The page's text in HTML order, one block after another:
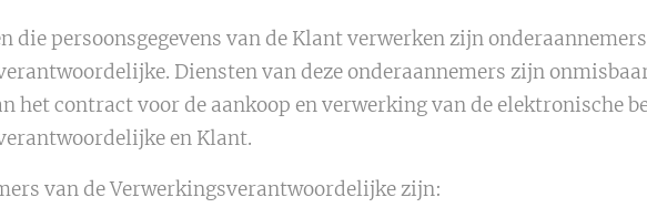
die persoonsgegevens van de Klant verwerken zijn
Diensten van deze onderaannemers zijn
het contract voor de aankoop en verwerking van de elektronische
en Klant.
van de Verwerkingsverantwoordelijke zijn: